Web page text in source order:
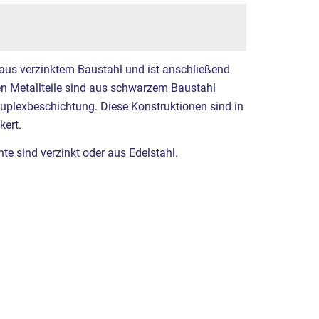
verzinktem Baustahl und ist anschließend
Metallteile sind aus schwarzem Baustahl
Diese Konstruktionen sind in
sind verzinkt oder aus Edelstahl.